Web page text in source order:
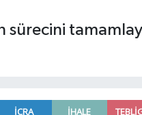
sürecini